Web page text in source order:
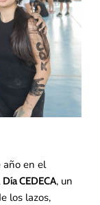
año en el
Día CEDECA, un
los lazos,